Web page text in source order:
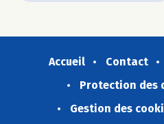
Accueil Contact
Protection des
Gestion des